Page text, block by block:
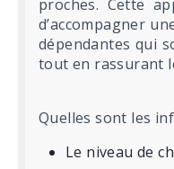
proches. Cette
d’accompagner
dépendantes qui
tout en rassurant
Quelles sont les
Le niveau de